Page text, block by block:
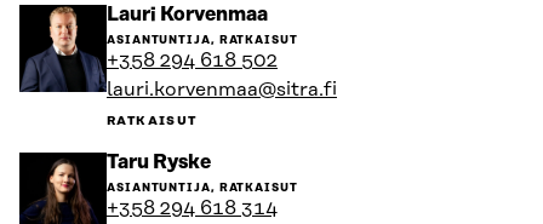
Lauri KorvenmaaSiirry
henkilön
sivulle
ASIANTUNTIJA, RATKAISUT
+358 294 618 502
lauri.korvenmaa@sitra.fi
RATKAISUT
Taru RyskeSiirry
henkilön
sivulle
ASIANTUNTIJA, RATKAISUT
+358 294 618 314